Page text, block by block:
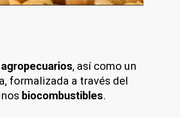
, así como un
formalizada a través del
biocombustibles.